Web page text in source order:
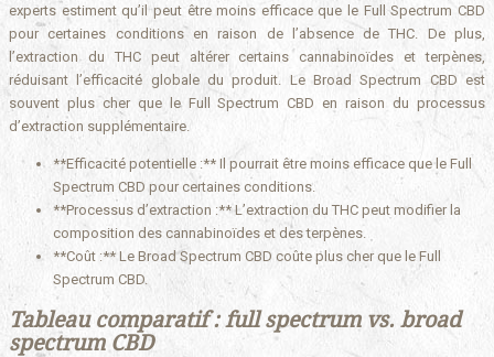
experts estiment qu’il peut être moins efficace que le Full Spectrum CBD
pour certaines conditions en raison de l’absence de THC. De plus,
l’extraction du THC peut altérer certains cannabinoïdes et terpènes,
réduisant l’efficacité globale du produit. Le Broad Spectrum CBD est
souvent plus cher que le Full Spectrum CBD en raison du processus
d’extraction supplémentaire.
**Efficacité potentielle :** Il pourrait être moins efficace que le Full
Spectrum CBD pour certaines conditions.
**Processus d’extraction :** L’extraction du THC peut modifier la
composition des cannabinoïdes et des terpènes.
**Coût :** Le Broad Spectrum CBD coûte plus cher que le Full
Spectrum CBD.
Tableau comparatif : full spectrum vs. broad
spectrum CBD